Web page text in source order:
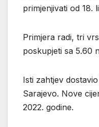
primjenjivati od 18.
Primjera radi, tri
poskupjeti sa 5.60
Isti zahtjev
Sarajevo. Nove
2022. godine.